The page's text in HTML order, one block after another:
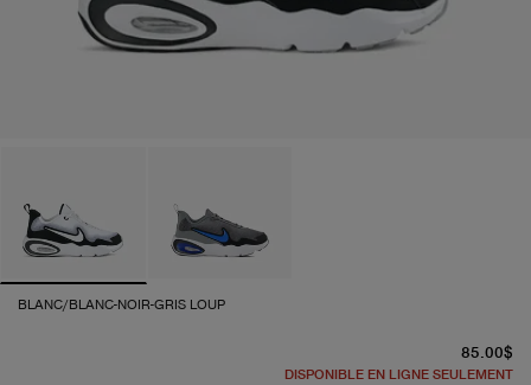
BLANC/BLANC-NOIR-GRIS LOUP
85.00$
DISPONIBLE EN LIGNE SEULEMENT